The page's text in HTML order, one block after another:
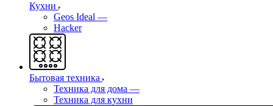
Кухни
Geos Ideal —
Hacker
Бытовая техника
Техника для дома —
Техника для кухни